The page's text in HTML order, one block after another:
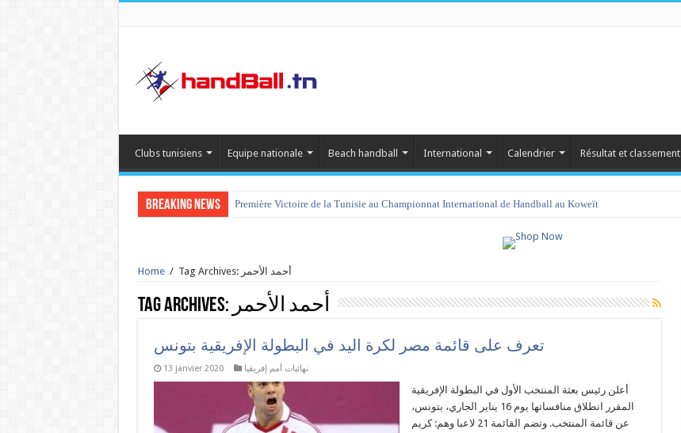
Clubs tunisiens Equipe nationale Beach handball International Calendrier Résultat et classement
Breaking News Première Victoire de la Tunisie au Championnat International de Handball au Koweït
Home / Tag Archives: أحمد الأحمر
Tag Archives: أحمد الأحمر
تعرف على قائمة مصر لكرة اليد في البطولة الإفريقية بتونس
13 janvier 2020 نهائيات أمم إفريقيا
أعلن رئيس بعثة المنتخب الأول في البطولة الإفريقية
المقرر انطلاق منافساتها يوم 16 يناير الجاري، بتونس،
عن قائمة المنتخب. وتضم القائمة 21 لاعبا وهم: كريم